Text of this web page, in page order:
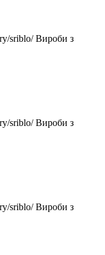
sriblo/Вироби з
sriblo/Вироби з
sriblo/Вироби з